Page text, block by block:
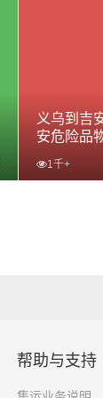
义乌到吉
安危险品
1千+
帮助与支持